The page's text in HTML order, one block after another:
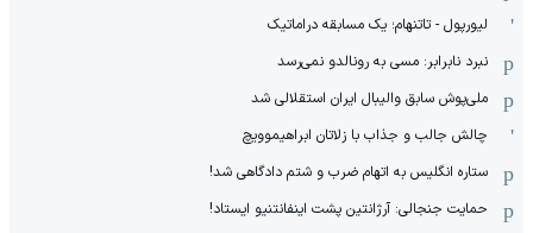
لیورپول - تاتنهام؛ یک مسابقه دراماتیک
نبرد نابرابر: مسی به رونالدو نمی‌رسد
ملی‌پوش سابق والیبال ایران استقلالی شد
چالش جالب و جذاب با زلاتان ابراهیموویچ
ستاره انگلیس به اتهام ضرب و شتم دادگاهی شد!
حمایت جنجالی: آرژانتین پشت اینفانتنیو ایستاد!